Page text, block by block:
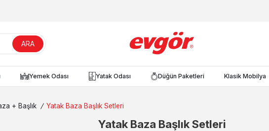
ARA
Yemek Odası Yatak Odası Düğün Paketleri Klasik Mobilya
+ Başlık / Yatak Baza Başlık Setleri
Yatak Baza Başlık Setleri